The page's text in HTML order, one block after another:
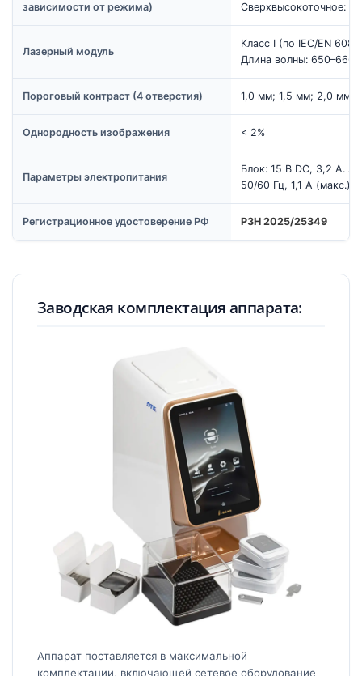
зависимости от режима)
Сверхвысокоточное: 15
Лазерный модуль
Класс I (по IEC/EN
Длина волны: 650–666
Пороговый контраст (4 отверстия) 1,0 мм; 1,5 мм; 2,0 мм;
Однородность изображения < 2%
Параметры электропитания
Блок: 15 В DC, 3,2 А.
50/60 Гц, 1,1 А (макс.)
Регистрационное удостоверение РФ РЗН 2025/25349
Заводская комплектация аппарата:
Аппарат поставляется в максимальной
комплектации, включающей сетевое оборудование